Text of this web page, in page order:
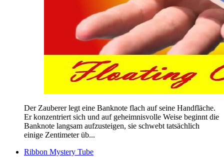
Der Zauberer legt eine Banknote flach auf seine Handfläche.
Er konzentriert sich und auf geheimnisvolle Weise beginnt die
Banknote langsam aufzusteigen, sie schwebt tatsächlich
einige Zentimeter üb...
Ribbon Mystery Tube